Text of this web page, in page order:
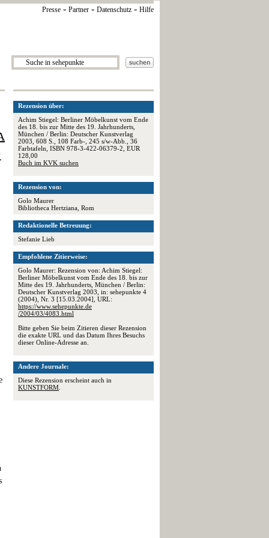
Presse - Partner - Datenschutz - Hilfe
Rezension über:
Achim Stiegel: Berliner Möbelkunst vom Ende
des 18. bis zur Mitte des 19. Jahrhunderts,
München / Berlin: Deutscher Kunstverlag
2003, 608 S., 108 Farb-, 245 s/w-Abb., 36
Farbtafeln, ISBN 978-3-422-06379-2, EUR
128,00
Buch im KVK suchen
Rezension von:
Golo Maurer
Bibliotheca Hertziana, Rom
Redaktionelle Betreuung:
Stefanie Lieb
Empfohlene Zitierweise:
Golo Maurer: Rezension von: Achim Stiegel:
Berliner Möbelkunst vom Ende des 18. bis zur
Mitte des 19. Jahrhunderts, München / Berlin:
Deutscher Kunstverlag 2003, in: sehepunkte 4
(2004), Nr. 3 [15.03.2004], URL:
https://www.sehepunkte.de
/2004/03/4083.html
Bitte geben Sie beim Zitieren dieser Rezension
die exakte URL und das Datum Ihres Besuchs
dieser Online-Adresse an.
Andere Journale:
Diese Rezension erscheint auch in
KUNSTFORM